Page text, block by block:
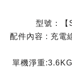
型號：【
配件內容 : 充電
單機淨重